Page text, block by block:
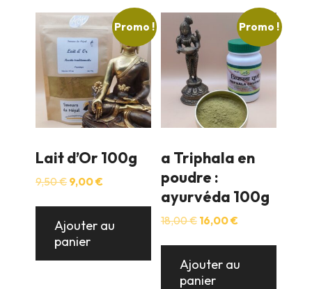
Promo !
Lait d’Or 100g
9,50€ Le
initial
était :
9,50 €.
9,00€Le
actuel
est :
9,00 €.
Ajouter au
panier
Promo !
a Triphala en
poudre :
ayurvéda 100g
18,00€ Le
initial
était :
18,00 €.
16,00€Le
actuel
est :
16,00 €.
Ajouter au
panier